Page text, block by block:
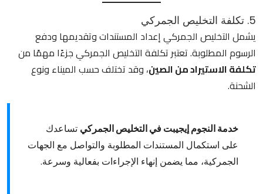
5. تكلفة التخليص الجمركي
يشمل التخليص الجمركي إعداد المستندات وتقديمها ودفع
الرسوم المطلوبة. تعتبر تكلفة التخليص الجمركي جزءًا مهمًا من
تكلفة الاستيراد من الصين، وقد تختلف حسب الميناء ونوع
الشحنة.
خدمة النجوم إيجيبت في التخليص الجمركي تساعدك
على استكمال المستندات المطلوبة والتواصل مع الجهات
الجمركية، مما يضمن إنهاء الإجراءات بفعالية وسرعة.